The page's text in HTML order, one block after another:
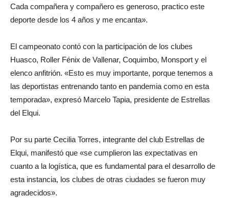
Cada compañera y compañero es generoso, practico este
deporte desde los 4 años y me encanta».
El campeonato contó con la participación de los clubes
Huasco, Roller Fénix de Vallenar, Coquimbo, Monsport y el
elenco anfitrión. «Esto es muy importante, porque tenemos a
las deportistas entrenando tanto en pandemia como en esta
temporada», expresó Marcelo Tapia, presidente de Estrellas
del Elqui.
Por su parte Cecilia Torres, integrante del club Estrellas de
Elqui, manifestó que «se cumplieron las expectativas en
cuanto a la logística, que es fundamental para el desarrollo de
esta instancia, los clubes de otras ciudades se fueron muy
agradecidos».